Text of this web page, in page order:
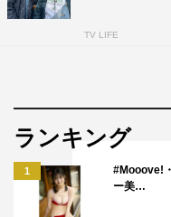
栄なことはありません。
＜伊藤隆行チーフプ
ュー以来、途切れるこ
満身創痍、両ヒザ靭帯
メラが回ればスイッチ
残念なひっそり観光地
TV LIFE
ランキング
1
#Mooove!
ー美…